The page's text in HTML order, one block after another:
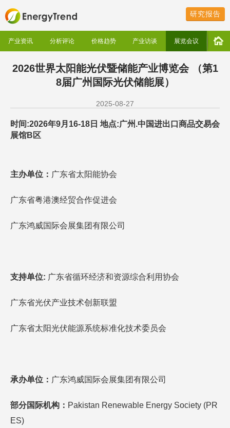
研究报告
产业资讯 分析评论 价格趋势 产业访谈 展览会议
2026世界太阳能光伏暨储能产业博览会 （第1
8届广州国际光伏储能展）
2025-08-27
时间:2026年9月16-18日 地点:广州.中国进出口商品交易会
展馆B区
主办单位： 广东省太阳能协会
广东省粤港澳经贸合作促进会
广东鸿威国际会展集团有限公司
支持单位: 广东省循环经济和资源综合利用协会
广东省光伏产业技术创新联盟
广东省太阳光伏能源系统标准化技术委员会
承办单位： 广东鸿威国际会展集团有限公司
部分国际机构： Pakistan Renewable Energy Society (PR
ES)